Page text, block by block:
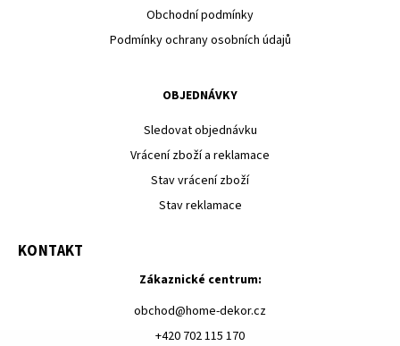
Obchodní podmínky
Podmínky ochrany osobních údajů
OBJEDNÁVKY
Sledovat objednávku
Vrácení zboží a reklamace
Stav vrácení zboží
Stav reklamace
KONTAKT
Zákaznické centrum:
obchod@home-dekor.cz
+420 702 115 170